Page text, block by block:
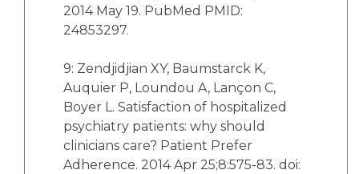
2014 May 19. PubMed PMID:
24853297.
9: Zendjidjian XY, Baumstarck K,
Auquier P, Loundou A, Lançon C,
Boyer L. Satisfaction of hospitalized
psychiatry patients: why should
clinicians care? Patient Prefer
Adherence. 2014 Apr 25;8:575-83. doi: